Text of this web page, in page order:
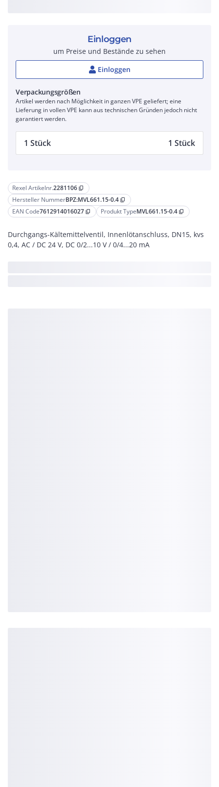
Rexel Artikelnr.2281106 content_copy
Hersteller NummerBPZ:MVL661.15-0.4 content_copy
EAN Code7612914016027 content_copy Produkt TypeMVL661.15-0.4 content_copy
Durchgangs-Kältemittelventil, Innenlötanschluss, DN15, kvs
0,4, AC / DC 24 V, DC 0/2...10 V / 0/4...20 mA
Einloggen
um Preise und Bestände zu sehen
Einloggen
Verpackungsgrößen
Artikel werden nach Möglichkeit in ganzen VPE geliefert; eine
Lieferung in vollen VPE kann aus technischen Gründen jedoch nicht
garantiert werden.
1 Stück 1 Stück